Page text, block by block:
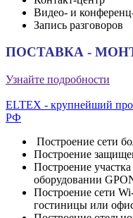
Видео- и
Запись разговоров
ПОСТАВКА -
Узнайте подробности
ELTEX - крупнейший
РФ
Построение сети
Построение
Построение
оборудовании
Построение сети
гостиницы или